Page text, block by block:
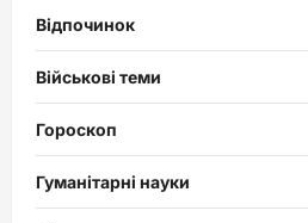
Відпочинок
Військові теми
Гороскоп
Гуманітарні науки